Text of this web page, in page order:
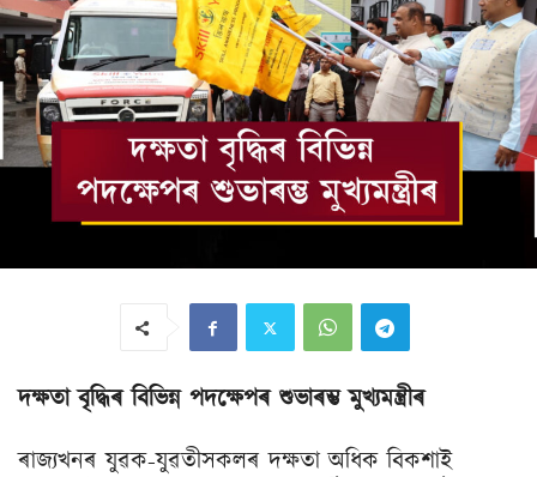
দক্ষতা বৃদ্ধিৰ বিভিন্ন পদক্ষেপৰ শুভাৰম্ভ মুখ্যমন্ত্ৰীৰ
ৰাজ্যখনৰ যুৱক-যুৱতীসকলৰ দক্ষতা অধিক বিকশাই